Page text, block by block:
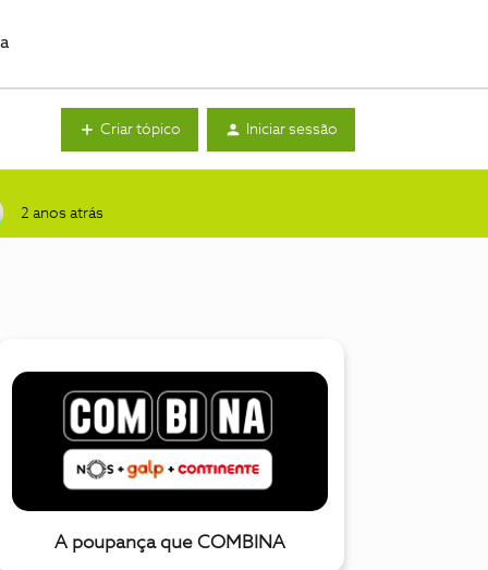
Criar tópico Iniciar sessão
2 anos atrás
A poupança que COMBINA